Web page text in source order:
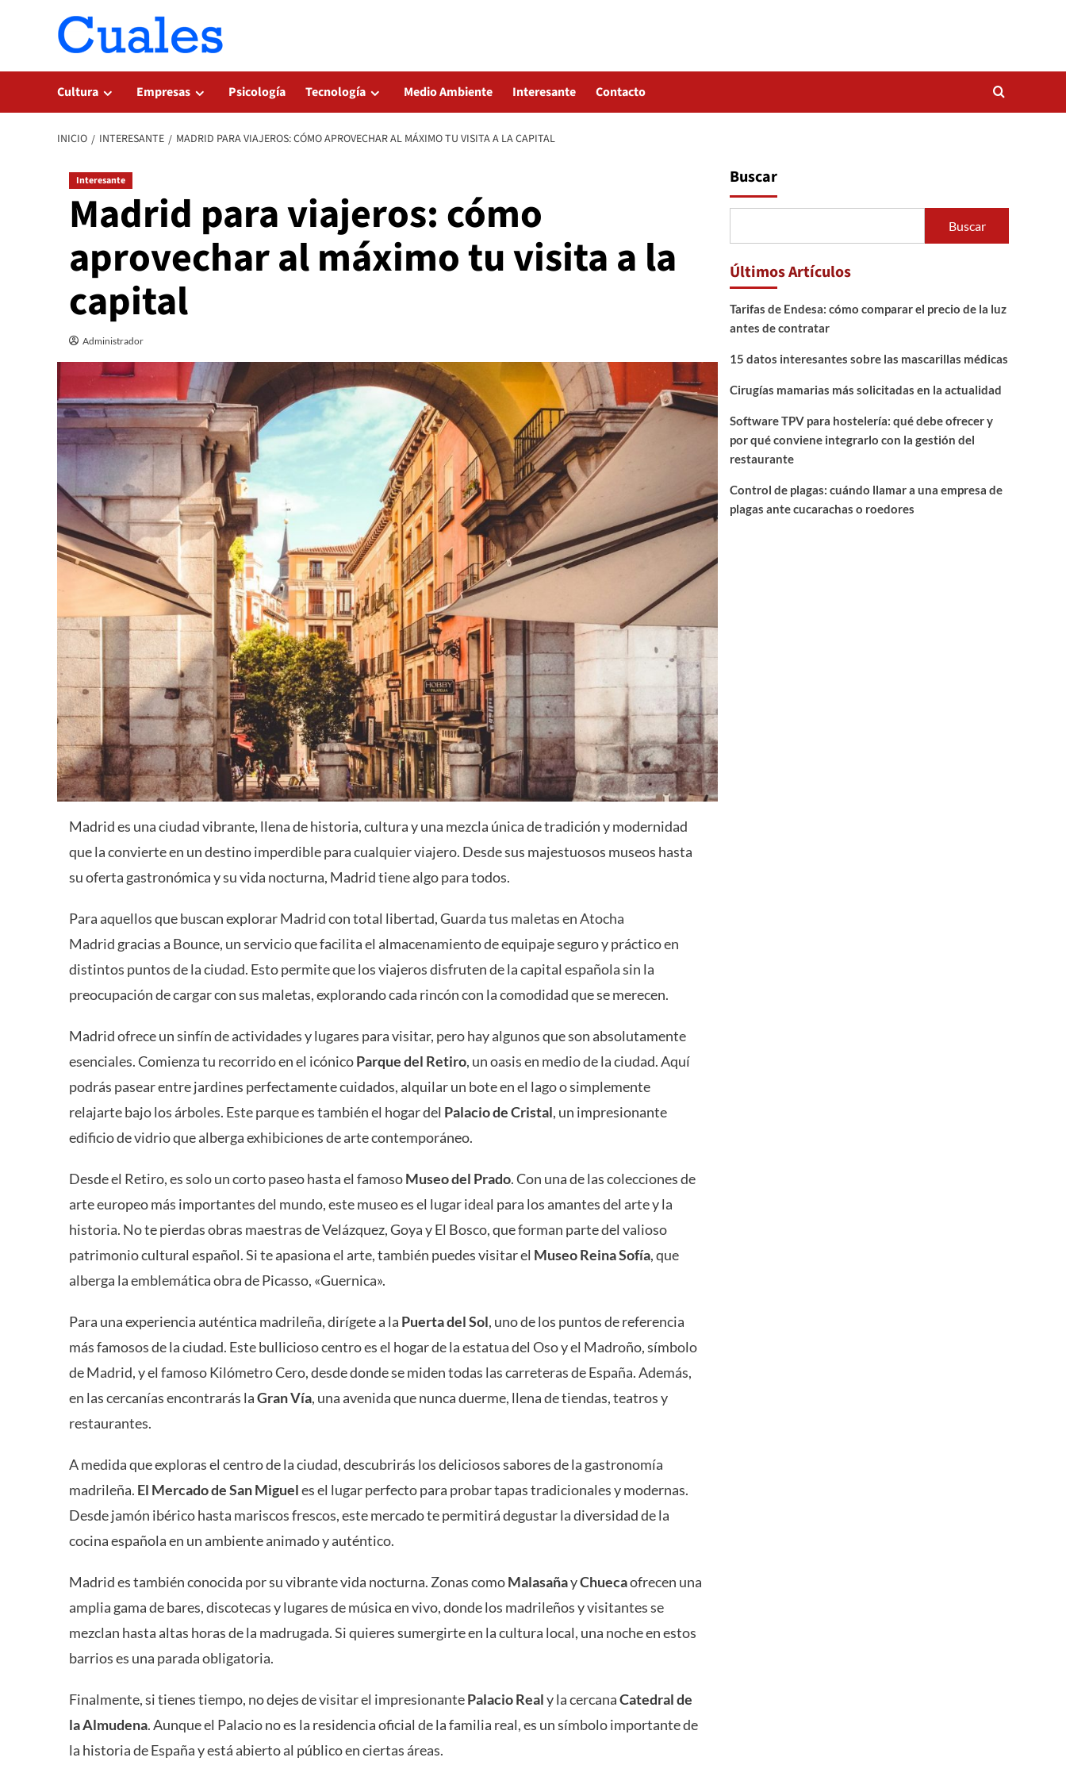
Cultura Empresas Psicología Tecnología Medio Ambiente Interesante Contacto
INICIO INTERESANTE MADRID PARA VIAJEROS: CÓMO APROVECHAR AL MÁXIMO TU VISITA A LA CAPITAL
Interesante
Madrid para viajeros: cómo
aprovechar al máximo tu visita a la
capital
Administrador
Madrid es una ciudad vibrante, llena de historia, cultura y una mezcla única de tradición y modernidad
que la convierte en un destino imperdible para cualquier viajero. Desde sus majestuosos museos hasta
su oferta gastronómica y su vida nocturna, Madrid tiene algo para todos.
Para aquellos que buscan explorarMadridcon total libertad,Guarda tus maletas en Atocha
Madridgracias a Bounce, un servicio que facilita el almacenamiento de equipaje seguro y práctico en
distintos puntos de la ciudad. Esto permite que los viajeros disfruten de la capital española sin la
preocupación de cargar con sus maletas, explorando cada rincón con la comodidad que se merecen.
Madrid ofrece un sinfín de actividades y lugares para visitar, pero hay algunos que son absolutamente
esenciales. Comienza tu recorrido en el icónicoParque del Retiro, un oasis en medio de la ciudad. Aquí
podrás pasear entre jardines perfectamente cuidados, alquilar un bote en el lago o simplemente
relajarte bajo los árboles. Este parque es también el hogar del Palacio de Cristal, un impresionante
edificio de vidrio que alberga exhibiciones de arte contemporáneo.
Desde el Retiro, es solo un corto paseo hasta el famosoMuseo del Prado. Con una de las colecciones de
arte europeo más importantes del mundo, este museo es el lugar ideal para los amantes del arte y la
historia. No te pierdas obras maestras de Velázquez, Goya y El Bosco, que forman parte del valioso
patrimonio cultural español. Si te apasiona el arte, también puedes visitar el Museo Reina Sofía, que
alberga la emblemática obra de Picasso, «Guernica».
Para una experiencia auténtica madrileña, dirígete a la Puerta del Sol, uno de los puntos de referencia
más famosos de la ciudad. Este bullicioso centro es el hogar de la estatua del Oso y el Madroño, símbolo
de Madrid, y el famoso Kilómetro Cero, desde donde se miden todas las carreteras de España. Además,
en las cercanías encontrarás laGran Vía, una avenida que nunca duerme, llena de tiendas, teatros y
restaurantes.
A medida que exploras el centro de la ciudad, descubrirás los deliciosos sabores de la gastronomía
madrileña. El Mercado de San Migueles el lugar perfecto para probar tapas tradicionales y modernas.
Desde jamón ibérico hasta mariscos frescos, este mercado te permitirá degustar la diversidad de la
cocina española en un ambiente animado y auténtico.
Madrid es también conocida por su vibrante vida nocturna. Zonas comoMalasañayChuecaofrecen una
amplia gama de bares, discotecas y lugares de música en vivo, donde los madrileños y visitantes se
mezclan hasta altas horas de la madrugada. Si quieres sumergirte en la cultura local, una noche en estos
barrios es una parada obligatoria.
Finalmente, si tienes tiempo, no dejes de visitar el impresionantePalacio Realy la cercanaCatedral de
la Almudena. Aunque el Palacio no es la residencia oficial de la familia real, es un símbolo importante de
la historia de España y está abierto al público en ciertas áreas.
Buscar
Buscar
Últimos Artículos
Tarifas de Endesa: cómo comparar el precio de la luz
antes de contratar
15 datos interesantes sobre las mascarillas médicas
Cirugías mamarias más solicitadas en la actualidad
Software TPV para hostelería: qué debe ofrecer y
por qué conviene integrarlo con la gestión del
restaurante
Control de plagas: cuándo llamar a una empresa de
plagas ante cucarachas o roedores